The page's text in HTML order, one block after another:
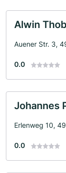
Alwin
Auener Str. 3,
0.0
Johannes
Erlenweg 10,
0.0